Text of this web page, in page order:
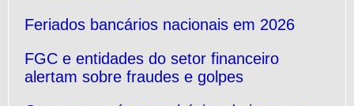
Feriados bancários nacionais em 2026
FGC e entidades do setor financeiro
alertam sobre fraudes e golpes